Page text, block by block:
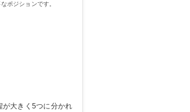
ポジションです。